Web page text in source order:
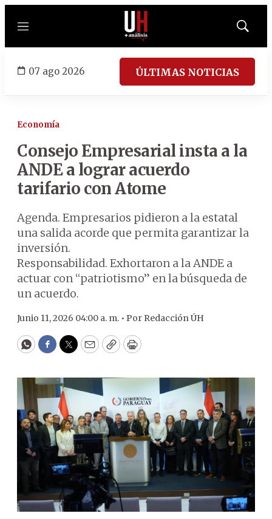
Menú
Mostrar
07 ago 2026 ÚLTIMAS NOTICIAS
Economía
Consejo Empresarial insta a la
ANDE a lograr acuerdo
tarifario con Atome
Agenda. Empresarios pidieron a la estatal
una salida acorde que permita garantizar la
inversión.
Responsabilidad. Exhortaron a la ANDE a
actuar con “patriotismo” en la búsqueda de
un acuerdo.
Junio 11, 2026 04:00 a. m. • Por Redacción ÚH
WhatsApp
Facebook
Twitter
EmailCopyPrint